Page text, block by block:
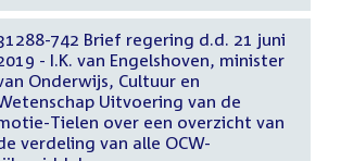
742 Brief regering d.d. 21 juni
- I.K. van Engelshoven, minister
Onderwijs, Cultuur en
Uitvoering van de
Tielen over een overzicht van
verdeling van alle OCW-